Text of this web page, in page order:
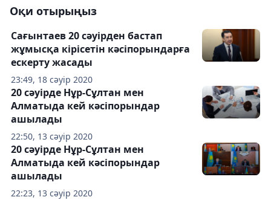
Оқи отырыңыз
23:49, 18 сәуір 2020
Сағынтаев 20 сәуірден бастап
жұмысқа кірісетін кәсіпорындарға
ескерту жасады
22:50, 13 сәуір 2020
20 сәуірде Нұр-Сұлтан мен
Алматыда кей кәсіпорындар
ашылады
22:23, 13 сәуір 2020
20 сәуірде Нұр-Сұлтан мен
Алматыда кей кәсіпорындар
ашылады